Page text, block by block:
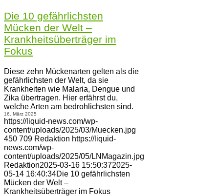
Die 10 gefährlichsten
Mücken der Welt –
Krankheitsüberträger im
Fokus
Diese zehn Mückenarten gelten als die
gefährlichsten der Welt, da sie
Krankheiten wie Malaria, Dengue und
Zika übertragen. Hier erfährst du,
welche Arten am bedrohlichsten sind.
16. März 2025
https://liquid-news.com/wp-
content/uploads/2025/03/Muecken.jpg
450 709 Redaktion https://liquid-
news.com/wp-
content/uploads/2025/05/LNMagazin.jpg
Redaktion2025-03-16 15:50:372025-
05-14 16:40:34Die 10 gefährlichsten
Mücken der Welt –
Krankheitsüberträger im Fokus